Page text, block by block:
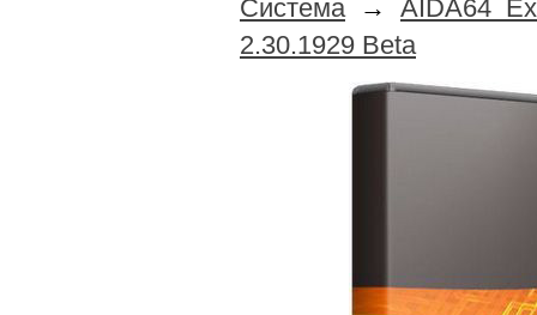
Система → AIDA64
2.30.1929 Beta